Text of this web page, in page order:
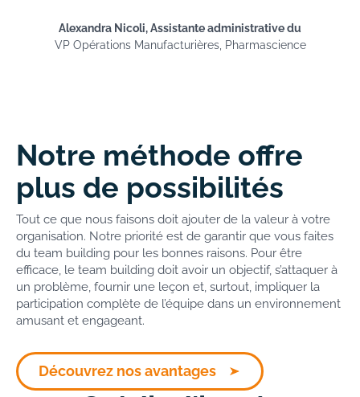
Alexandra Nicoli, Assistante administrative du
VP Opérations Manufacturières, Pharmascience
Notre méthode offre
plus de possibilités
Tout ce que nous faisons doit ajouter de la valeur à votre
organisation. Notre priorité est de garantir que vous faites
du team building pour les bonnes raisons. Pour être
efficace, le team building doit avoir un objectif, s’attaquer à
un problème, fournir une leçon et, surtout, impliquer la
participation complète de l’équipe dans un environnement
amusant et engageant.
Découvrez nos avantages